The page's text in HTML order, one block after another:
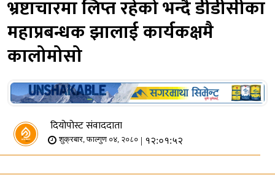
भ्रष्टाचारमा लिप्त रहेको भन्दै डीडीसीका
महाप्रबन्धक झालाई कार्यकक्षमै
कालोमोसो
दियोपोस्ट संवाददाता
शुक्रबार, फाल्गुण ०४, २०८० | १२:०१:५२